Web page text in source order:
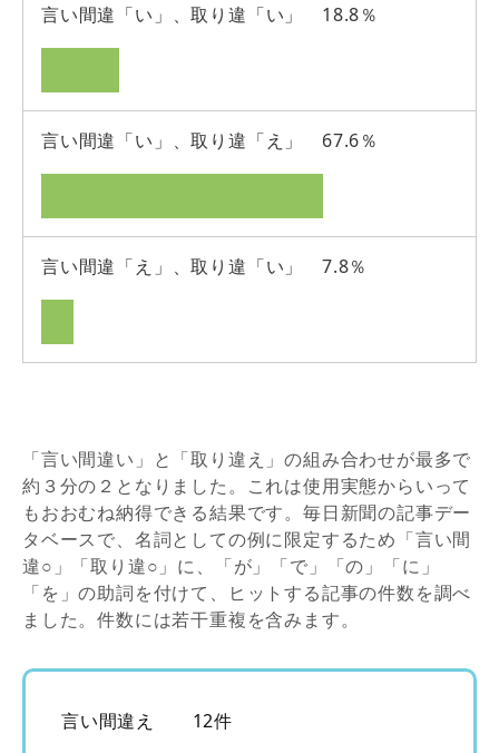
言い間違「い」、取り違「い」 18.8％
言い間違「い」、取り違「え」 67.6％
言い間違「え」、取り違「い」 7.8％
「言い間違い」と「取り違え」の組み合わせが最多で
約３分の２となりました。これは使用実態からいって
もおおむね納得できる結果です。毎日新聞の記事デー
タベースで、名詞としての例に限定するため「言い間
違○」「取り違○」に、「が」「で」「の」「に」
「を」の助詞を付けて、ヒットする記事の件数を調べ
ました。件数には若干重複を含みます。
言い間違え 12件